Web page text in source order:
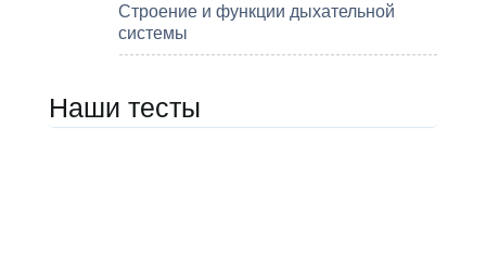
Строение и функции дыхательной
системы
Наши тесты